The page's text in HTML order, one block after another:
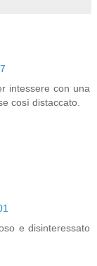
intessere con una
così distaccato.
e disinteressato